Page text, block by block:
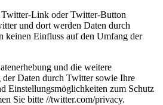
Link oder Twitter-Button
und dort werden Daten durch
keinen Einfluss auf den Umfang der
und die weitere
Daten durch Twitter sowie Ihre
Einstellungsmöglichkeiten zum Schutz
Sie bitte //twitter.com/privacy.